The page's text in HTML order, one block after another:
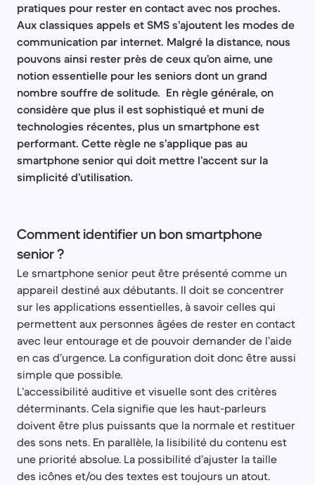
pratiques pour rester en contact avec nos proches.
Aux classiques appels et SMS s’ajoutent les modes de
communication par internet. Malgré la distance, nous
pouvons ainsi rester près de ceux qu’on aime, une
notion essentielle pour les seniors dont un grand
nombre souffre de solitude. En règle générale, on
considère que plus il est sophistiqué et muni de
technologies récentes, plus un smartphone est
performant. Cette règle ne s’applique pas au
smartphone senior qui doit mettre l’accent sur la
simplicité d’utilisation.
Comment identifier un bon smartphone
senior ?
Le smartphone senior peut être présenté comme un
appareil destiné aux débutants. Il doit se concentrer
sur les applications essentielles, à savoir celles qui
permettent aux personnes âgées de rester en contact
avec leur entourage et de pouvoir demander de l’aide
en cas d’urgence. La configuration doit donc être aussi
simple que possible.
L’accessibilité auditive et visuelle sont des critères
déterminants. Cela signifie que les haut-parleurs
doivent être plus puissants que la normale et restituer
des sons nets. En parallèle, la lisibilité du contenu est
une priorité absolue. La possibilité d’ajuster la taille
des icônes et/ou des textes est toujours un atout.